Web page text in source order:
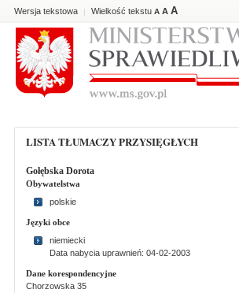
Wersja tekstowa | Wielkość tekstu A A A
LISTA TŁUMACZY PRZYSIĘGŁYCH
Gołębska Dorota
Obywatelstwa
polskie
Języki obce
niemiecki
Data nabycia uprawnień: 04-02-2003
Dane korespondencyjne
Chorzowska 35